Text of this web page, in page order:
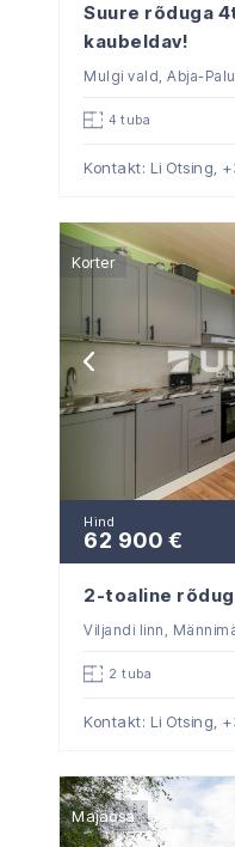
Suure rõduga
kaubeldav!
Mulgi vald, Abja-
4 tuba
Kontakt: Li Otsing,
Korter
Hind
62 900 €
2-toaline
Viljandi linn,
2 tuba
Kontakt: Li Otsing,
Majaosa